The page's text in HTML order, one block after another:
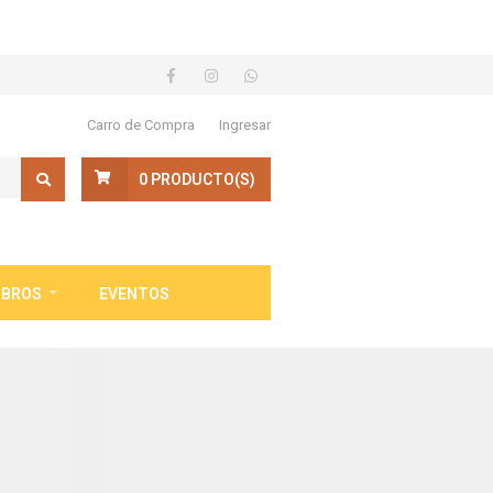
Carro de Compra Ingresar
0 PRODUCTO(S)
EVENTOS